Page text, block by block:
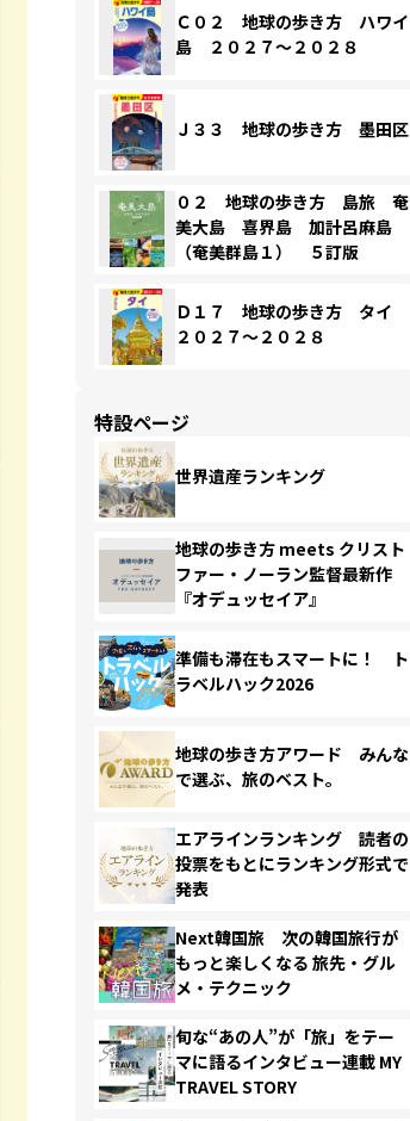
Ｃ０２ 地球の歩き方 ハワイ
島 ２０２７～２０２８
Ｊ３３ 地球の歩き方 墨田区
０２ 地球の歩き方 島旅 奄
美大島 喜界島 加計呂麻島
（奄美群島１） ５訂版
Ｄ１７ 地球の歩き方 タイ
２０２７～２０２８
特設ページ
世界遺産ランキング
地球の歩き方 meets クリスト
ファー・ノーラン監督最新作
『オデュッセイア』
準備も滞在もスマートに！ ト
ラベルハック2026
地球の歩き方アワード みんな
で選ぶ、旅のベスト。
エアラインランキング 読者の
投票をもとにランキング形式で
発表
Next韓国旅 次の韓国旅行が
もっと楽しくなる 旅先・グル
メ・テクニック
旬な“あの人”が「旅」をテー
マに語るインタビュー連載 MY
TRAVEL STORY